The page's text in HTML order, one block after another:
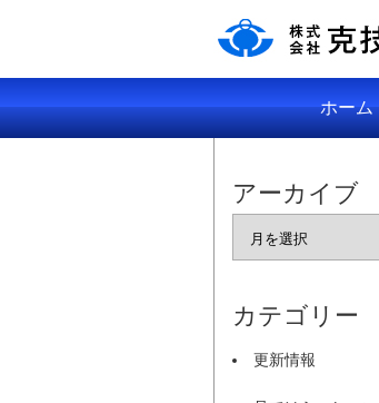
ホーム
アーカイブ
カテゴリー
更新情報